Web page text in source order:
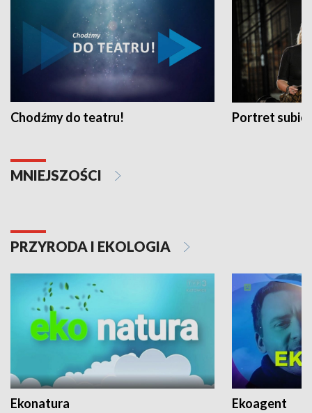
Chodźmy do teatru! Portret
MNIEJSZOŚCI
PRZYRODA I EKOLOGIA
Ekonatura Ekoagent